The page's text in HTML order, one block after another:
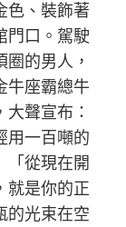
色、裝飾著
門口。駕駛
的男人，
座霸總牛
聲宣布：
用一百噸的
「從現在開
就是你的正
的光束在空